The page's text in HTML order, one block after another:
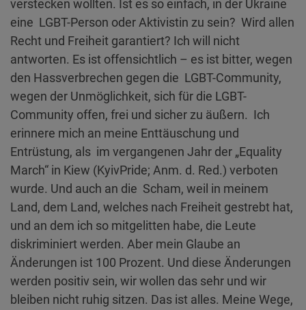
verstecken wollten. Ist es so einfach, in der Ukraine
eine LGBT-Person oder Aktivistin zu sein? Wird allen
Recht und Freiheit garantiert? Ich will nicht
antworten. Es ist offensichtlich – es ist bitter, wegen
den Hassverbrechen gegen die LGBT-Community,
wegen der Unmöglichkeit, sich für die LGBT-
Community offen, frei und sicher zu äußern. Ich
erinnere mich an meine Enttäuschung und
Entrüstung, als im vergangenen Jahr der „Equality
March“ in Kiew (KyivPride; Anm. d. Red.) verboten
wurde. Und auch an die Scham, weil in meinem
Land, dem Land, welches nach Freiheit gestrebt hat,
und an dem ich so mitgelitten habe, die Leute
diskriminiert werden. Aber mein Glaube an
Änderungen ist 100 Prozent. Und diese Änderungen
werden positiv sein, wir wollen das sehr und wir
bleiben nicht ruhig sitzen. Das ist alles. Meine Wege,